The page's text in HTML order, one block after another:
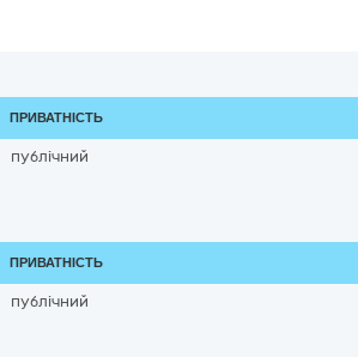
ПРИВАТНІСТЬ
публічний
ПРИВАТНІСТЬ
публічний